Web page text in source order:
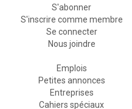
S'abonner
S'inscrire comme membre
Se connecter
Nous joindre
Emplois
Petites annonces
Entreprises
Cahiers spéciaux